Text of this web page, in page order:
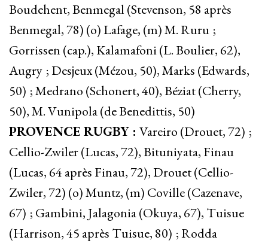
Boudehent, Benmegal (Stevenson, 58 après
Benmegal, 78) (o) Lafage, (m) M. Ruru ;
Gorrissen (cap.), Kalamafoni (L. Boulier, 62),
Augry ; Desjeux (Mézou, 50), Marks (Edwards,
50) ; Medrano (Schonert, 40), Béziat (Cherry,
50), M. Vunipola (de Benedittis, 50)
PROVENCE RUGBY : Vareiro (Drouet, 72) ;
Cellio-Zwiler (Lucas, 72), Bituniyata, Finau
(Lucas, 64 après Finau, 72), Drouet (Cellio-
Zwiler, 72) (o) Muntz, (m) Coville (Cazenave,
67) ; Gambini, Jalagonia (Okuya, 67), Tuisue
(Harrison, 45 après Tuisue, 80) ; Rodda